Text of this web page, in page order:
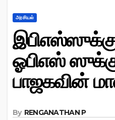
அரசியல்
ஓபிஎஸ்
பாஜகவின்
By RENGANATHAN P